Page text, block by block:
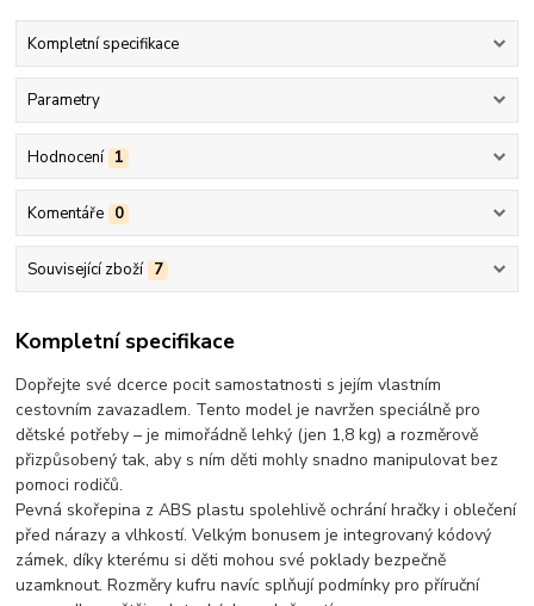
Kompletní specifikace
Parametry
Hodnocení 1
Komentáře 0
Související zboží 7
Kompletní specifikace
Dopřejte své dcerce pocit samostatnosti s jejím vlastním
cestovním zavazadlem. Tento model je navržen speciálně pro
dětské potřeby – jemimořádně lehký (jen 1,8 kg) a rozměrově
přizpůsobený tak, aby s ním děti mohly snadno manipulovat bez
pomoci rodičů.
Pevná skořepina zABS plastu spolehlivě ochrání hračky i oblečení
před nárazy a vlhkostí. Velkým bonusem jeintegrovaný kódový
zámek, díky kterému si děti mohou své poklady bezpečně
uzamknout. Rozměry kufru navíc splňují podmínky propříruční